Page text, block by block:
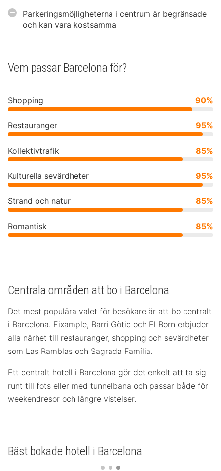
Parkeringsmöjligheterna i centrum är begränsade
och kan vara kostsamma
Vem passar Barcelona för?
Shopping 90%
Restauranger 95%
Kollektivtrafik 85%
Kulturella sevärdheter 95%
Strand och natur 85%
Romantisk 85%
Centrala områden att bo i Barcelona
Det mest populära valet för besökare är att bo centralt
i Barcelona. Eixample, Barri Gòtic och El Born erbjuder
alla närhet till restauranger, shopping och sevärdheter
som Las Ramblas och Sagrada Família.
Ett centralt hotell i Barcelona gör det enkelt att ta sig
runt till fots eller med tunnelbana och passar både för
weekendresor och längre vistelser.
Bäst bokade hotell i Barcelona